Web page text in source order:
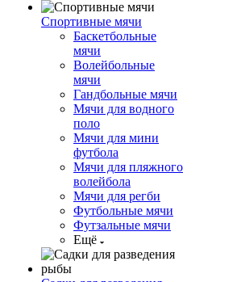
Спортивные мячи
Баскетбольные
мячи
Волейбольные
мячи
Гандбольные мячи
Мячи для водного
поло
Мячи для мини
футбола
Мячи для пляжного
волейбола
Мячи для регби
Футбольные мячи
Футзальные мячи
Ещё